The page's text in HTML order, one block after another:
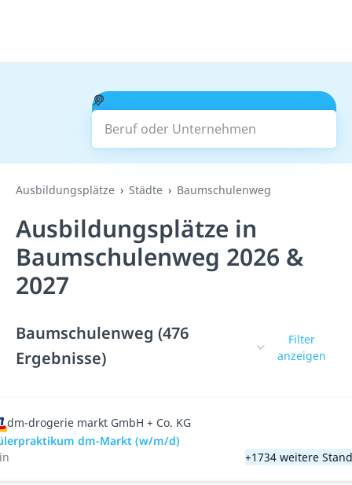
Beruf oder Unternehmen
Suchen
Ausbildungsplätze Städte Baumschulenweg
Ausbildungsplätze in
Baumschulenweg 2026 &
2027
Baumschulenweg (476
Ergebnisse)
Filter
anzeigen
dm-drogerie markt GmbH + Co. KG
dm-Markt (w/m/d)
+1734 weitere